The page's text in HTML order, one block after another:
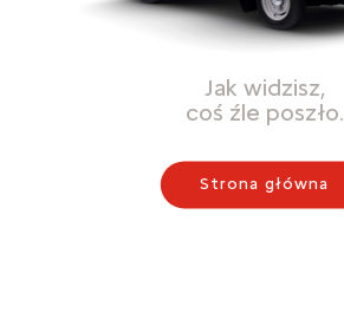
Jak widzisz,
coś źle poszło.
Strona główna